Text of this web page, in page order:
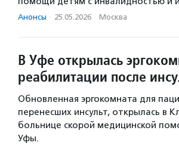
Анонсы · 25.05.2026 · Москва
В Уфе открылась
реабилитации после
Обновленная эргокомната для
перенесших инсульт, открылась в
больнице скорой медицинской
Уфы.